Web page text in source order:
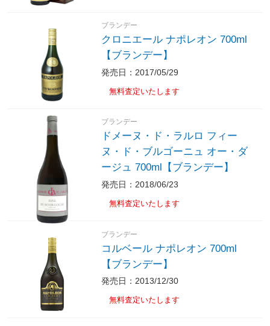
ブランデー
クロニエール ナポレオン 700ml
【ブランデー】
発売日：2017/05/29
無料査定いたします
ブランデー
ドメーヌ・ド・ラルロ フィー
ヌ・ド・ブルゴーニュ オー・ダ
ージュ 700ml【ブランデー】
発売日：2018/06/23
無料査定いたします
ブランデー
コルベール ナポレオン 700ml
【ブランデー】
発売日：2013/12/30
無料査定いたします